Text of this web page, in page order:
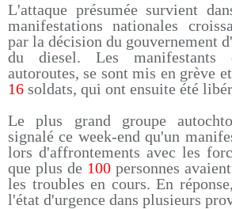
L'attaque présumée survient
manifestations nationales
par la décision du gouvernement
du diesel. Les manifestants
autoroutes, se sont mis en grève
16 soldats, qui ont ensuite été
Le plus grand groupe
signalé ce week-end qu'un
lors d'affrontements avec les
que plus de 100 personnes
les troubles en cours. En
l'état d'urgence dans plusieurs